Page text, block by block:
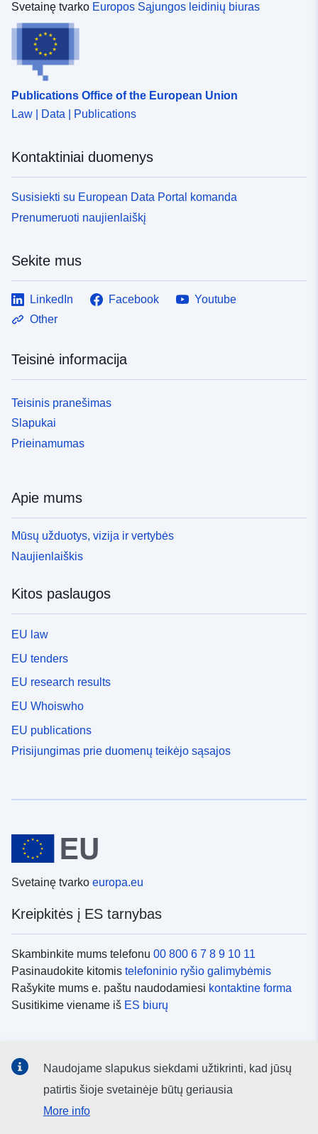
Svetainę tvarko Europos Sąjungos leidinių biuras
Publications Office of the European Union
Law | Data | Publications
Kontaktiniai duomenys
Susisiekti su European Data Portal komanda
Prenumeruoti naujienlaiškį
Sekite mus
LinkedIn Facebook
Youtube
Other
Teisinė informacija
Teisinis pranešimas
Slapukai
Prieinamumas
Apie mums
Mūsų užduotys, vizija ir vertybės
Naujienlaiškis
Kitos paslaugos
EU law
EU tenders
EU research results
EU Whoiswho
EU publications
Prisijungimas prie duomenų teikėjo sąsajos
Svetainę tvarko europa.eu
Kreipkitės į ES tarnybas
Skambinkite mums telefonu 00 800 6 7 8 9 10 11
Pasinaudokite kitomis telefoninio ryšio galimybėmis
Rašykite mums e. paštu naudodamiesi kontaktine forma
Susitikime viename iš ES biurų
socialinių tinklų kanalai
Naudojame slapukus siekdami užtikrinti, kad jūsų
patirtis šioje svetainėje būtų geriausia
More info